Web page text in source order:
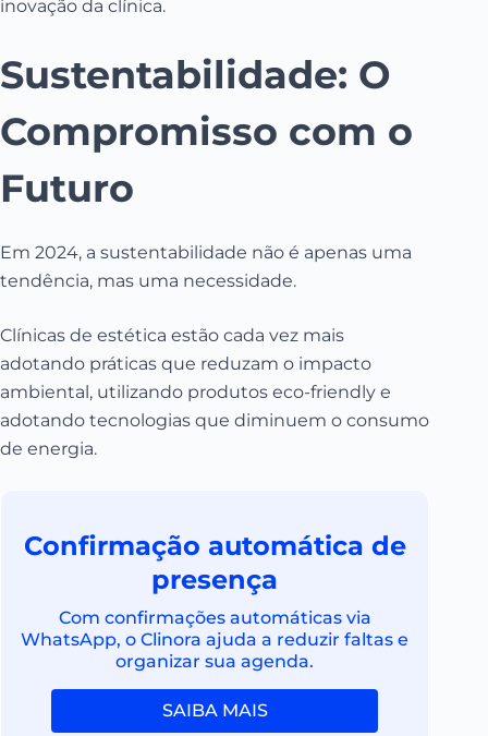
inovação da clínica.
Sustentabilidade: O
Compromisso com o
Futuro
Em 2024, a sustentabilidade não é apenas uma
tendência, mas uma necessidade.
Clínicas de estética estão cada vez mais
adotando práticas que reduzam o impacto
ambiental, utilizando produtos eco-friendly e
adotando tecnologias que diminuem o consumo
de energia.
Confirmação automática de
presença
Com confirmações automáticas via
WhatsApp, o Clinora ajuda a reduzir faltas e
organizar sua agenda.
SAIBA MAIS